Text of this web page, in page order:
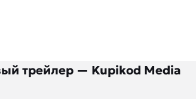
трейлер — Kupikod Media